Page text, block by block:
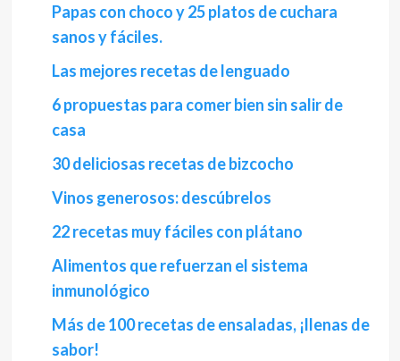
Papas con choco y 25 platos de cuchara
sanos y fáciles.
Las mejores recetas de lenguado
6 propuestas para comer bien sin salir de
casa
30 deliciosas recetas de bizcocho
Vinos generosos: descúbrelos
22 recetas muy fáciles con plátano
Alimentos que refuerzan el sistema
inmunológico
Más de 100 recetas de ensaladas, ¡llenas de
sabor!